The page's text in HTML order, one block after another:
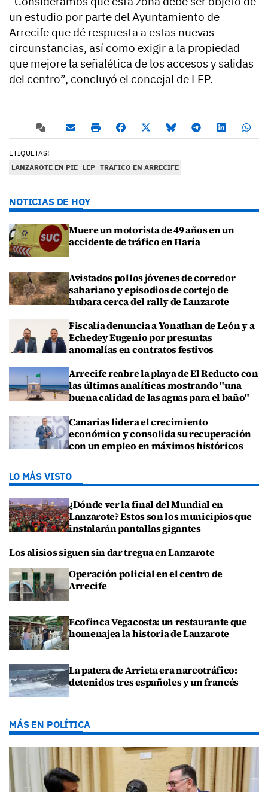
un estudio por parte del Ayuntamiento de
Arrecife que dé respuesta a estas nuevas
circunstancias, así como exigir a la propiedad
que mejore la señalética de los accesos y salidas
del centro”, concluyó el concejal de LEP.
ETIQUETAS:
LANZAROTE EN PIE LEP TRAFICO EN ARRECIFE
NOTICIAS DE HOY
Muere un motorista de 49 años en un
accidente de tráfico en Haría
Avistados pollos jóvenes de corredor
sahariano y episodios de cortejo de
hubara cerca del rally de Lanzarote
Fiscalía denuncia a Yonathan de León y a
Echedey Eugenio por presuntas
anomalías en contratos festivos
Arrecife reabre la playa de El Reducto con
las últimas analíticas mostrando "una
buena calidad de las aguas para el baño"
Canarias lidera el crecimiento
económico y consolida su recuperación
con un empleo en máximos históricos
LO MÁS VISTO
¿Dónde ver la final del Mundial en
Lanzarote? Estos son los municipios que
instalarán pantallas gigantes
Los alisios siguen sin dar tregua en Lanzarote
Operación policial en el centro de
Arrecife
Ecofinca Vegacosta: un restaurante que
homenajea la historia de Lanzarote
La patera de Arrieta era narcotráfico:
detenidos tres españoles y un francés
MÁS EN POLÍTICA